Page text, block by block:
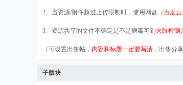
由
08
运
2、当资源/附件超过上传限制时，使用网盘（百度云
3、资源共享的文件不确定是不是病毒可到 火眼检测
（可设置出售帖， 内容和标题一定要写清 ，出售分
子版块